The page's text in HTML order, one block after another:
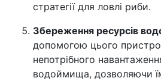
стратегії для ловлі риби.
Збереження ресурсів
допомогою цього
непотрібного
водоймища, дозволяючи